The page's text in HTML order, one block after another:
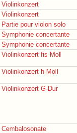
Violinkonzert
Violinkonzert
Partie pour violon solo
Symphonie concertante
Symphonie concertante
Violinkonzert fis-Moll
Violinkonzert h-Moll
Violinkonzert G-Dur
Cembalosonate